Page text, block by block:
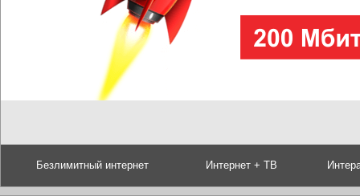
Безлимитный интернет Интернет + ТВ